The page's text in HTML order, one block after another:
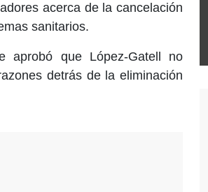
acerca de la cancelación
sanitarios.
aprobó que López-Gatell no
detrás de la eliminación